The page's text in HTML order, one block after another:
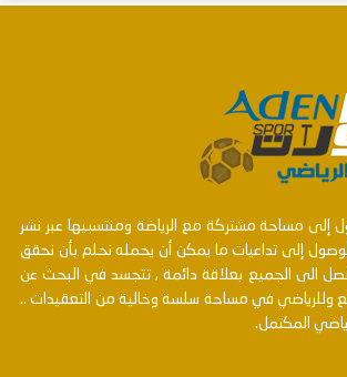
إلى مساحة مشتركة مع الرياضة ومنتسبيها عبر نشر
إلى تداعيات ما يمكن أن يحمله نحلم بأن نحقق
نصل الى الجميع بعلاقة دائمة , تتجسد في البحث عن
وللرياضي في مساحة سلسة وخالية من التعقيدات ..
المكتمل.